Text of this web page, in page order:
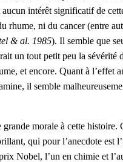
aucun inté­rêt signi­fi­ca­tif de
rhume, ni du can­cer (entre
& al. 1985). Il semble que
un tout petit peu la sévé­ri­té
et encore. Quant à l’effet
il semble
grande morale à cette
qui pour l’anecdote est
Nobel, l’un en chi­mie et